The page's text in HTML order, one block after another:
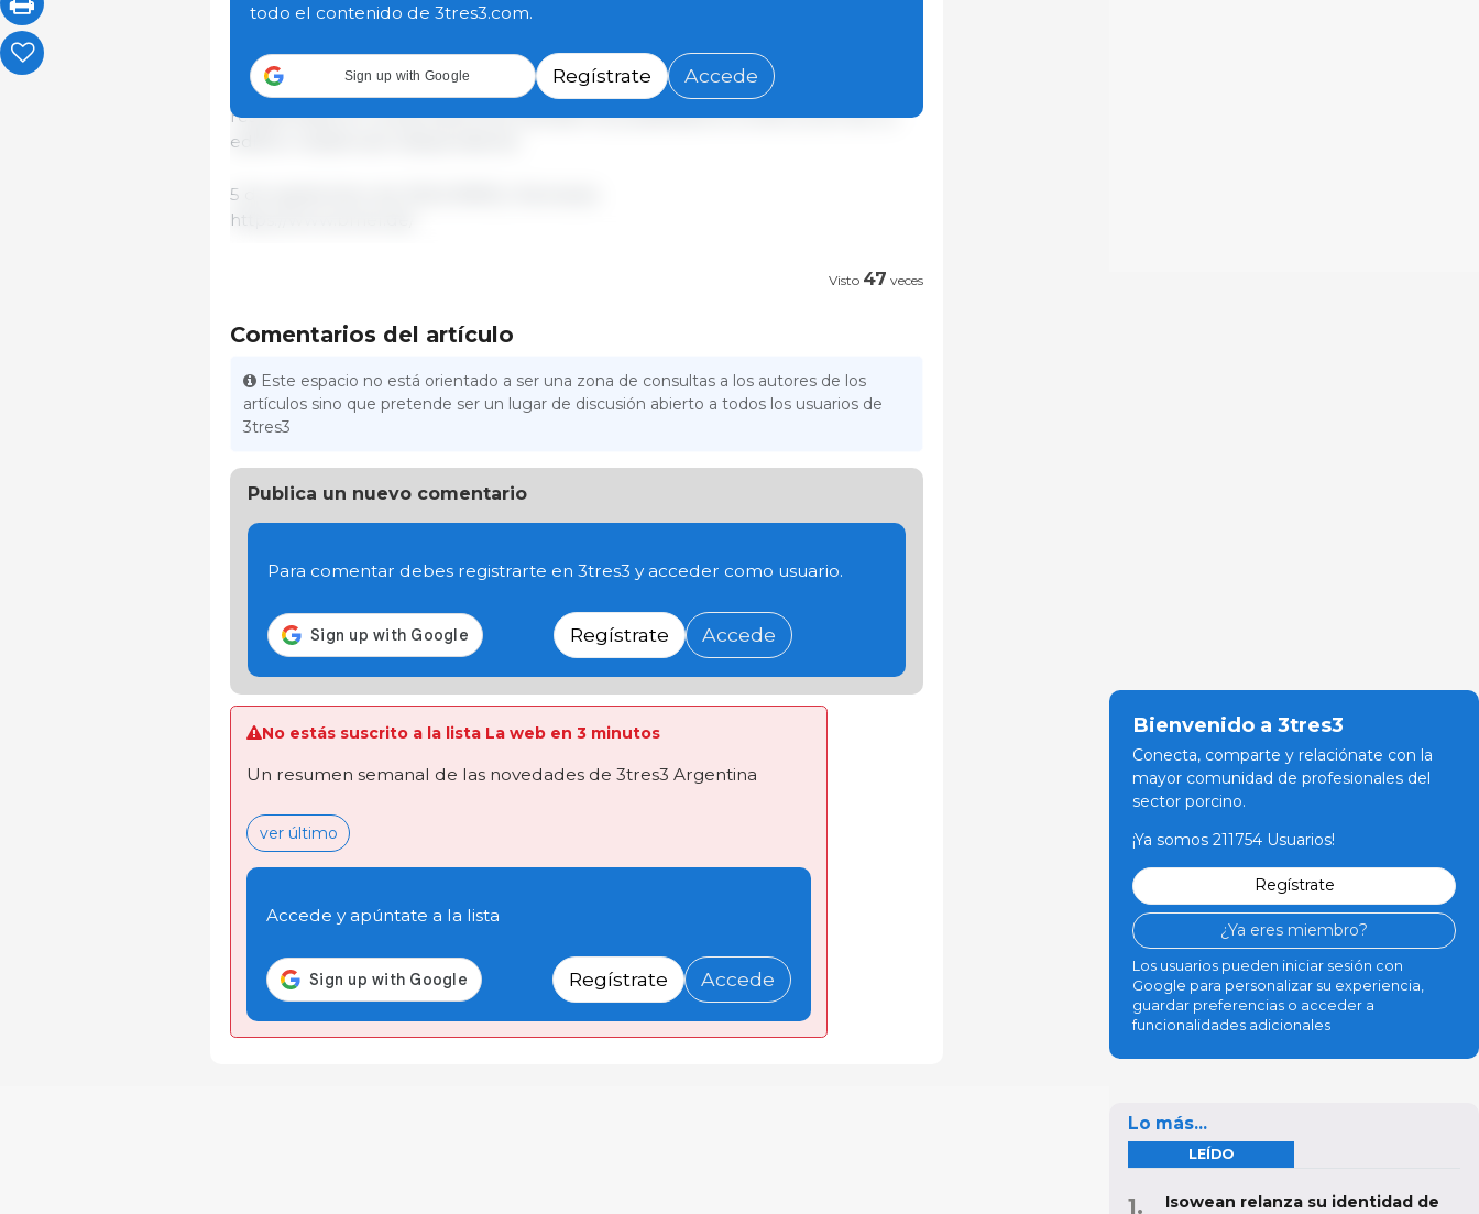
granjas. Con ello, se pretende tener en cuenta las necesidades de vivienda de las
distintas generaciones de una granja. Además de las ampliaciones de edificios
residenciales en zonas exteriores, también se posibilitará la construcción de un
edificio residencial independiente.
5 de septiembre de 2024/ BMEL/ Alemania.
https://www.bmel.de/
todo el contenido de 3tres3.com.
Sign up with Google Regístrate Accede
Visto 47 veces
Comentarios del artículo
Este espacio no está orientado a ser una zona de consultas a los autores de los
artículos sino que pretende ser un lugar de discusión abierto a todos los usuarios de
3tres3
Publica un nuevo comentario
Para comentar debes registrarte en 3tres3 y acceder como usuario.
Regístrate Accede
No estás suscrito a la lista La web en 3 minutos
Un resumen semanal de las novedades de 3tres3 Argentina
ver último
Accede y apúntate a la lista
Regístrate Accede
Bienvenido a 3tres3
Conecta, comparte y relaciónate con la
mayor comunidad de profesionales del
sector porcino.
¡Ya somos 211754 Usuarios!
Regístrate
¿Ya eres miembro?
Los usuarios pueden iniciar sesión con
Google para personalizar su experiencia,
guardar preferencias o acceder a
funcionalidades adicionales
Lo más...
LEÍDO
Isowean relanza su identidad de